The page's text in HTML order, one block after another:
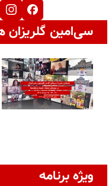
سی‌امین گلریزان
ویژه برنامه